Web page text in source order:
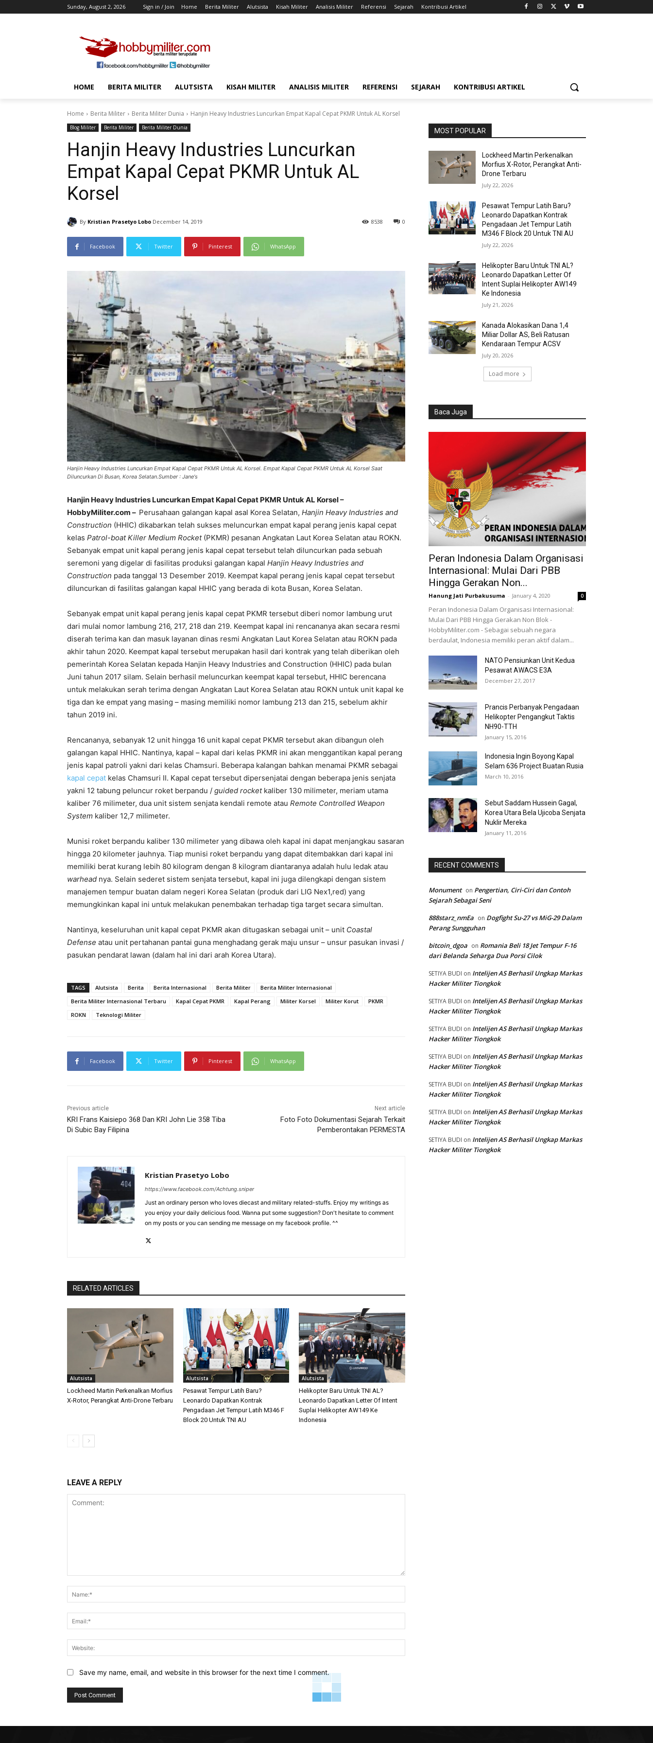
Sunday, August 2, 2026 Sign in / Join Home Berita Militer Alutsista Kisah Militer Analisis Militer Referensi Sejarah Kontribusi Artikel
HOME BERITA MILITER ALUTSISTA KISAH MILITER ANALISIS MILITER REFERENSI SEJARAH KONTRIBUSI ARTIKEL
Home Berita Militer Berita Militer Dunia Hanjin Heavy Industries Luncurkan Empat Kapal Cepat PKMR Untuk AL Korsel
Blog Militer Berita Militer Berita Militer Dunia
Hanjin Heavy Industries Luncurkan
Empat Kapal Cepat PKMR Untuk AL
Korsel
By Kristian Prasetyo Lobo December 14, 2019 0
8538
Facebook Twitter Pinterest WhatsApp
Hanjin Heavy Industries Luncurkan Empat Kapal Cepat PKMR Untuk AL Korsel. Empat Kapal Cepat PKMR Untuk AL Korsel Saat
Diluncurkan Di Busan, Korea Selatan.Sumber : Jane's
Hanjin Heavy Industries Luncurkan Empat Kapal Cepat PKMR Untuk AL Korsel –
HobbyMiliter.com – Perusahaan galangan kapal asal Korea Selatan, Hanjin Heavy Industries and
Construction (HHIC) dikabarkan telah sukses meluncurkan empat kapal perang jenis kapal cepat
kelas Patrol-boat Killer Medium Rocket (PKMR) pesanan Angkatan Laut Korea Selatan atau ROKN.
Sebanyak empat unit kapal perang jenis kapal cepat tersebut telah diluncurkan pada sebuah
seremoni yang digelar di fasilitas produksi galangan kapal Hanjin Heavy Industries and
Construction pada tanggal 13 Desember 2019. Keempat kapal perang jenis kapal cepat tersebut
diluncurkan di fasilitas galangan kapal HHIC yang berada di kota Busan, Korea Selatan.
Sebanyak empat unit kapal perang jenis kapal cepat PKMR tersebut diberi nomor lambung urut
dari mulai nomor lambung 216, 217, 218 dan 219. Keempat kapal ini rencananya akan secara resmi
diserah terima kan dan masuk layanan dinas resmi Angkatan Laut Korea Selatan atau ROKN pada
akhir tahun 2020. Keempat kapal tersebut merupakan hasil dari kontrak yang telah diberikan oleh
pemerintah Korea Selatan kepada Hanjin Heavy Industries and Construction (HHIC) pada bulan
Juni tahun 2017 silam. Selain berhasil meluncurkan keempat kapal tersebut, HHIC berencana
untuk melakukan serah terima dengan Angkatan Laut Korea Selatan atau ROKN untuk unit kapal ke
tiga dan ke empat yang masing – masing memiliki nomor lambung 213 dan 215, sebelum akhir
tahun 2019 ini.
Rencananya, sebanyak 12 unit hingga 16 unit kapal cepat PKMR tersebut akan dibangun oleh
galangan kapal HHIC. Nantinya, kapal – kapal dari kelas PKMR ini akan menggantikan kapal perang
jenis kapal patroli yakni dari kelas Chamsuri. Beberapa kalangan bahkan menamai PKMR sebagai
kapal cepat kelas Chamsuri II. Kapal cepat tersebut dipersenjatai dengan beberapa jenis senjata
yakni 12 tabung peluncur roket berpandu / guided rocketkaliber 130 milimeter, meriam utama
kaliber 76 milimeter, dua unit sistem senjata kendali remote atau Remote Controlled Weapon
System kaliber 12,7 milimeter.
Munisi roket berpandu kaliber 130 milimeter yang dibawa oleh kapal ini dapat menjangkau sasaran
hingga 20 kilometer jauhnya. Tiap munisi roket berpandu yang dapat ditembakkan dari kapal ini
memiliki berat kurang lebih 80 kilogram dengan 8 kilogram diantaranya adalah hulu ledak atau
warhead nya. Selain sederet sistem senjata tersebut, kapal ini juga dilengkapi dengan sistem
manajemen tempur buatan dalam negeri Korea Selatan (produk dari LIG Nex1,red) yang
memungkinkan kapal ini untuk melakukan penembakan terhadap tiga target secara simultan.
Nantinya, keseluruhan unit kapal cepat PKMR akan ditugaskan sebagai unit – unit Coastal
Defense atau unit pertahanan pantai guna menghadang gerak maju unsur – unsur pasukan invasi /
pasukan pendarat lawan (dalam hal ini dari arah Korea Utara).
TAGS Alutsista Berita Berita Internasional Berita Militer
Berita Militer Internasional
Berita Militer Internasional Terbaru
Kapal Cepat PKMR Kapal Perang Militer Korsel Militer Korut
PKMR
ROKN
Teknologi Militer
Facebook Twitter Pinterest WhatsApp
Previous article
KRI Frans Kaisiepo 368 Dan KRI John Lie 358 Tiba
Di Subic Bay Filipina
Next article
Foto Foto Dokumentasi Sejarah Terkait
Pemberontakan PERMESTA
Kristian Prasetyo Lobo
https://www.facebook.com/Achtung.sniper
Just an ordinary person who loves diecast and military related-stuffs. Enjoy my writings as
you enjoy your daily delicious food. Wanna put some suggestion? Don't hesitate to comment
on my posts or you can sending me message on my facebook profile. ^^
RELATED ARTICLES
Alutsista
Lockheed Martin Perkenalkan Morfius
X-Rotor, Perangkat Anti-Drone Terbaru
Alutsista
Pesawat Tempur Latih Baru?
Leonardo Dapatkan Kontrak
Pengadaan Jet Tempur Latih M346 F
Block 20 Untuk TNI AU
Alutsista
Helikopter Baru Untuk TNI AL?
Leonardo Dapatkan Letter Of Intent
Suplai Helikopter AW149 Ke
Indonesia
LEAVE A REPLY
Save my name, email, and website in this browser for the next time I comment.
MOST POPULAR
Lockheed Martin Perkenalkan
Morfius X-Rotor, Perangkat Anti-
Drone Terbaru
July 22, 2026
Pesawat Tempur Latih Baru?
Leonardo Dapatkan Kontrak
Pengadaan Jet Tempur Latih
M346 F Block 20 Untuk TNI AU
July 22, 2026
Helikopter Baru Untuk TNI AL?
Leonardo Dapatkan Letter Of
Intent Suplai Helikopter AW149
Ke Indonesia
July 21, 2026
Kanada Alokasikan Dana 1,4
Miliar Dollar AS, Beli Ratusan
Kendaraan Tempur ACSV
July 20, 2026
Load more
Baca Juga
Peran Indonesia Dalam Organisasi
Internasional: Mulai Dari PBB
Hingga Gerakan Non...
Hanung Jati Purbakusuma - January 4, 2020 0
Peran Indonesia Dalam Organisasi Internasional:
Mulai Dari PBB Hingga Gerakan Non Blok -
HobbyMiliter.com - Sebagai sebuah negara
berdaulat, Indonesia memiliki peran aktif dalam...
NATO Pensiunkan Unit Kedua
Pesawat AWACS E3A
December 27, 2017
Prancis Perbanyak Pengadaan
Helikopter Pengangkut Taktis
NH90-TTH
January 15, 2016
Indonesia Ingin Boyong Kapal
Selam 636 Project Buatan Rusia
March 10, 2016
Sebut Saddam Hussein Gagal,
Korea Utara Bela Ujicoba Senjata
Nuklir Mereka
January 11, 2016
RECENT COMMENTS
Monument on Pengertian, Ciri-Ciri dan Contoh
Sejarah Sebagai Seni
888starz_nmEa on Dogfight Su-27 vs MiG-29 Dalam
Perang Sungguhan
bitcoin_dgoa on Romania Beli 18 Jet Tempur F-16
dari Belanda Seharga Dua Porsi Cilok
SETIYA BUDI on Intelijen AS Berhasil Ungkap Markas
Hacker Militer Tiongkok
SETIYA BUDI on Intelijen AS Berhasil Ungkap Markas
Hacker Militer Tiongkok
SETIYA BUDI on Intelijen AS Berhasil Ungkap Markas
Hacker Militer Tiongkok
SETIYA BUDI on Intelijen AS Berhasil Ungkap Markas
Hacker Militer Tiongkok
SETIYA BUDI on Intelijen AS Berhasil Ungkap Markas
Hacker Militer Tiongkok
SETIYA BUDI on Intelijen AS Berhasil Ungkap Markas
Hacker Militer Tiongkok
SETIYA BUDI on Intelijen AS Berhasil Ungkap Markas
Hacker Militer Tiongkok